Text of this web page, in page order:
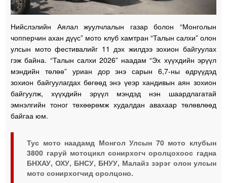
Нийслэлийн Аялал жуулчлалын газар болон “Монголын
чопперчин ахан дүүс” мото клуб хамтран “Талын салхи” олон
улсын мото фестивалийг 11 дэх жилдээ зохион байгуулах
гэж байна. “Талын салхи 2026” наадам “Эх хүүхдийн эрүүл
мэндийн төлөө” уриан дор энэ сарын 6,7-ны өдрүүдэд
зохион байгуулагдах бөгөөд энэ үеэр хандивын аян зохион
байгуулж, хүүхдийн эрүүл мэндэд нэн шаардлагатай
эмнэлгийн тоног төхөөрөмж худалдан авахаар төлөвлөөд
байгаа юм.
Тус мото наадамд Монгол Улсын 70 мото клубын
3800 гаруй мотоцикл сонирхогч оролцохоос гадна
БНХАУ, ОХУ, БНСУ, БНУУ, Малайз зэрэг олон улсын
мото сонирхогчид оролцоно.